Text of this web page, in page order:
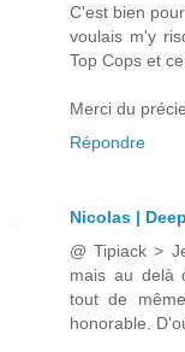
C'est bien
voulais m'y
Top Cops et
Merci du
Répondre
Nicolas |
@ Tipiack >
mais au delà
tout de
honorable.